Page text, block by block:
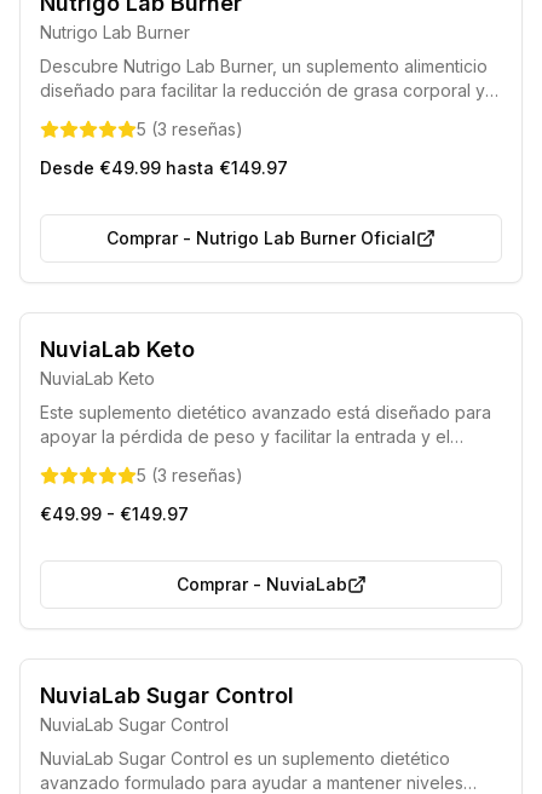
Nutrigo Lab Burner
Descubre Nutrigo Lab Burner, un suplemento alimenticio
diseñado para facilitar la reducción de grasa corporal y
favorece una quema de calorías eficiente y una gestión
óptima del peso.
5 (3 reseñas)
Desde €49.99 hasta €149.97
Comprar- Nutrigo Lab Burner Oficial
Formulado bajo la guía de nutricionistas expertos.
Elaborado con componentes completamente naturales.
NuviaLab Keto
NuviaLab Keto
Este suplemento dietético avanzado está diseñado para
apoyar la pérdida de peso y facilitar la entrada y el
ingredientes naturales, ayuda a controlar el apetito,
acelera el metabolismo y la quema de grasas, a la vez
los resultados.
5 (3 reseñas)
€49.99 - €149.97
Comprar- NuviaLab
Fabricado bajo estrictos estándares de la Unión Europea.
Producto sometido a rigurosas pruebas de laboratorio para
garantizar su seguridad y eficacia.
NuviaLab Sugar Control
NuviaLab Sugar Control
NuviaLab Sugar Control es un suplemento dietético
avanzado formulado para ayudar a mantener niveles